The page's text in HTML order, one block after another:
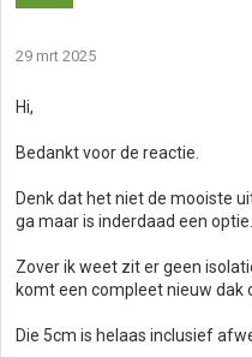
29 mrt 2025
Hi,
Bedankt voor de reactie.
Denk dat het niet de mooiste
ga maar is inderdaad een optie.
Zover ik weet zit er geen
komt een compleet nieuw dak
Die 5cm is helaas inclusief